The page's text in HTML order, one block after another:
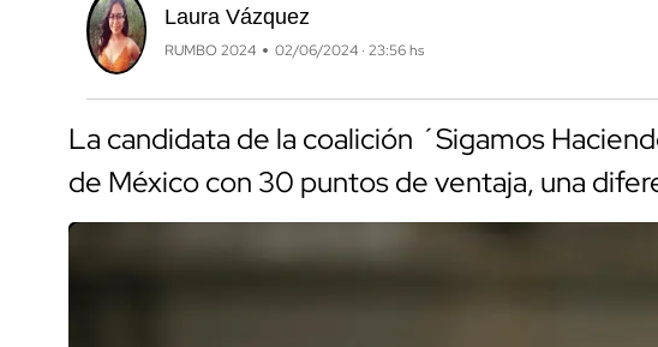
Laura Vázquez
RUMBO 2024 02/06/2024 · 23:56 hs
La candidata de la coalición ´Sigamos
de México con 30 puntos de ventaja, una